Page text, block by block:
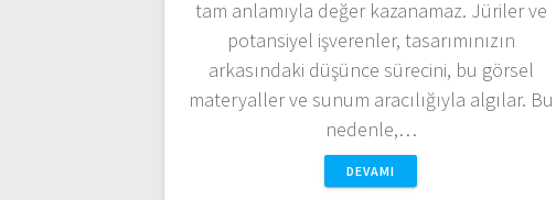
tam anlamıyla değer kazanamaz. Jüriler ve
potansiyel işverenler, tasarımınızın
arkasındaki düşünce sürecini, bu görsel
materyaller ve sunum aracılığıyla algılar. Bu
nedenle,…
DEVAMI